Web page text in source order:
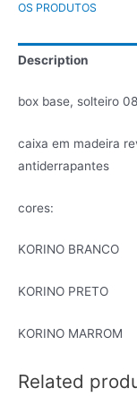
OS PRODUTOS
Description
box base, solteiro
caixa em madeira
antiderrapantes
cores:
KORINO BRANCO
KORINO PRETO
KORINO MARROM
Related